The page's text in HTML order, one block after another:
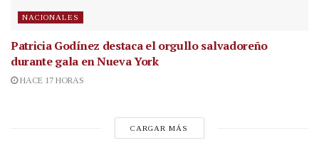
NACIONALES
Patricia Godínez destaca el orgullo salvadoreño
durante gala en Nueva York
HACE 17 HORAS
CARGAR MÁS